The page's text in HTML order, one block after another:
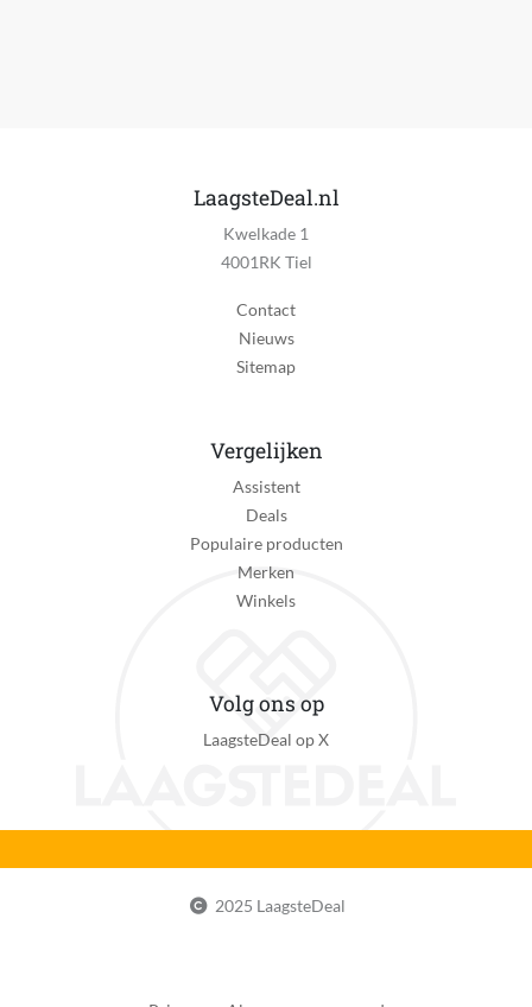
LaagsteDeal.nl
Kwelkade 1
4001RK Tiel
Contact
Nieuws
Sitemap
Vergelijken
Assistent
Deals
Populaire producten
Merken
Winkels
Volg ons op
LaagsteDeal op X
2025 LaagsteDeal